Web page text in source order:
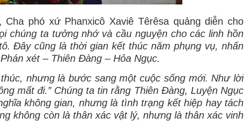
phó xứ Phanxicô Xaviê Têrêsa quảng diễn cho
chúng ta tưởng nhớ và cầu nguyện cho các linh hồn
Đây cũng là thời gian kết thúc năm phụng vụ, nhấn
xét – Thiên Đàng – Hỏa Ngục.
nhưng là bước sang một cuộc sống mới. Như lời
mất đi.” Chúng ta tin rằng Thiên Đàng, Luyện Ngục
không gian, nhưng là tình trạng kết hiệp hay tách
không còn là thân xác vật lý, nhưng là thân xác vinh